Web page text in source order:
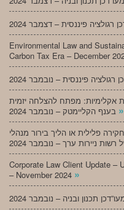
Environmental Law and
Carbon Tax Era – December
אקלימיות: מפתח להצלחה יזמית
»
פלילית או הליך בירור מנהלי
Corporate Law Client Update –
– November 2024 »